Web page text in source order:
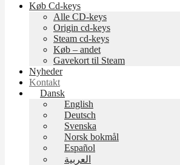
Køb Cd-keys
Alle CD-keys
Origin cd-keys
Steam cd-keys
Køb – andet
Gavekort til Steam
Nyheder
Kontakt
Dansk
English
Deutsch
Svenska
Norsk bokmål
Español
العربية